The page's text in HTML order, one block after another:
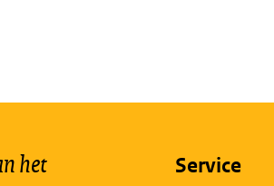
het
Service